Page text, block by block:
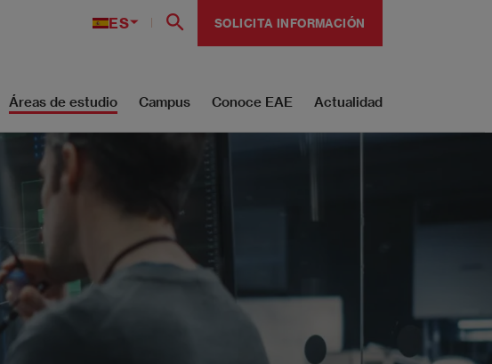
ES SOLICITA INFORMACIÓN
Áreas de estudio Campus Conoce EAE Actualidad